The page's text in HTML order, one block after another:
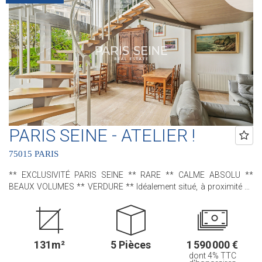
accessible par un escalier intérieur : trois chambres , deux salles
de bains avec leur propre water-closet et de nombreux
rangements. Une cave en sous-sol complète ce bien. Contactez
nous pour plus de renseignements ! .............................................. Le
Groupe PARIS SEINE, c'est 5 Agences au Coeur de Paris !! et 3
Agences dans le 6ème arrondissement : Agence Cherche-Midi - 59
rue du Cherche-Midi - PARIS 6 Agence Sèvres/Vaneau - 85 rue de
Sèvres - PARIS 6 Agence Rennes/Saint-Germain - 83 rue de Rennes
- PARIS 6 (ACHAT - VENTE - LOCATION - GESTION - SUCCESSION -
ÉVALUATION OFFERTE SOUS 24 H).
PARIS SEINE - ATELIER !
75015 PARIS
** EXCLUSIVITÉ PARIS SEINE ** RARE ** CALME ABSOLU **
BEAUX VOLUMES ** VERDURE ** Idéalement situé, à proximité de
plaisir de vous proposer, cet appartement - ancien atelier d'artiste -
situé au sein de la charmante Villa Gabriel ; une très jolie
copropriété, sécurisée avec gardien, qui bénéficie d'une allée privée,
pavée et arborée. Dès l'entrée, une sensation d'espace opère grâce
à ses beaux volumes, sa mezzanine, sa très grande baie vitrée
131m² 5 Pièces 1 590 000 €
dont 4% TTC